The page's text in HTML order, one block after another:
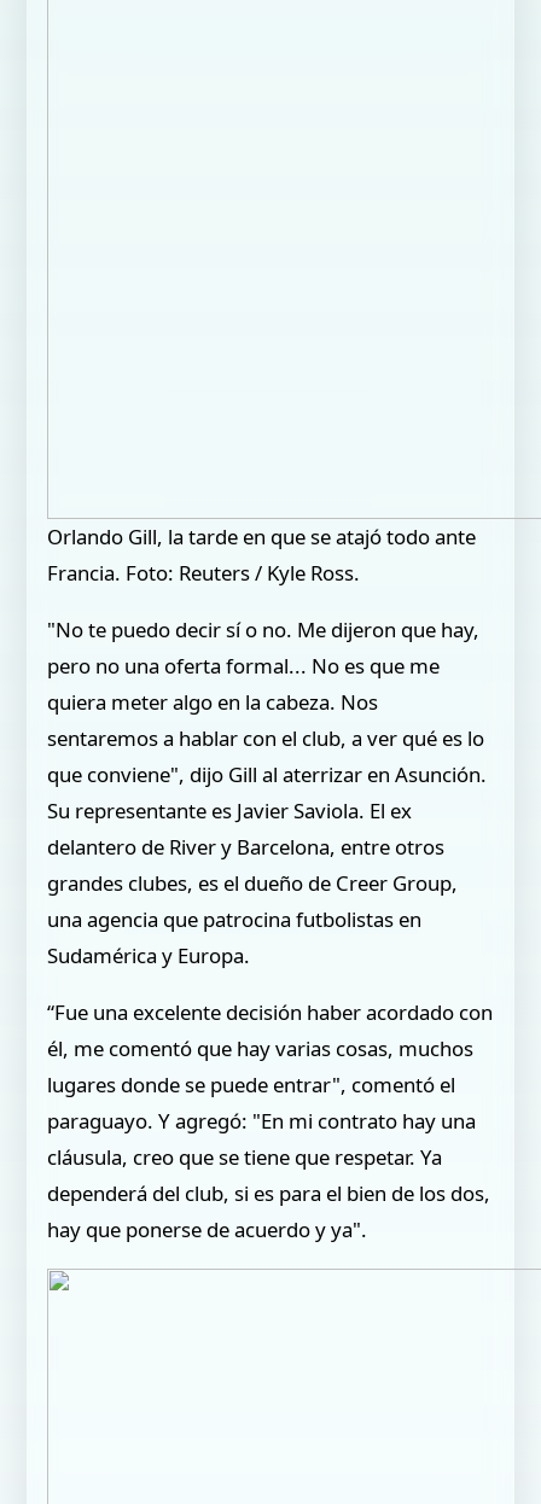
Orlando Gill, la tarde en que se atajó todo ante
Francia. Foto: Reuters / Kyle Ross.
"No te puedo decir sí o no. Me dijeron que hay,
pero no una oferta formal... No es que me
quiera meter algo en la cabeza. Nos
sentaremos a hablar con el club, a ver qué es lo
que conviene", dijo Gill al aterrizar en Asunción.
Su representante es Javier Saviola. El ex
delantero de River y Barcelona, entre otros
grandes clubes, es el dueño de Creer Group,
una agencia que patrocina futbolistas en
Sudamérica y Europa.
“Fue una excelente decisión haber acordado con
él, me comentó que hay varias cosas, muchos
lugares donde se puede entrar", comentó el
paraguayo. Y agregó: "En mi contrato hay una
cláusula, creo que se tiene que respetar. Ya
dependerá del club, si es para el bien de los dos,
hay que ponerse de acuerdo y ya".